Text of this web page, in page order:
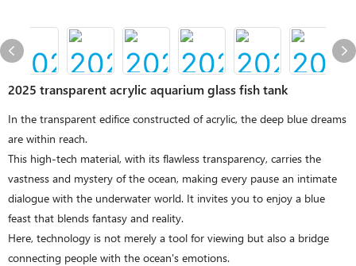
2025 transparent acrylic aquarium glass fish tank
In the transparent edifice constructed of acrylic, the deep blue dreams
are within reach.
This high-tech material, with its flawless transparency, carries the
vastness and mystery of the ocean, making every pause an intimate
dialogue with the underwater world. It invites you to enjoy a blue
feast that blends fantasy and reality.
Here, technology is not merely a tool for viewing but also a bridge
connecting people with the ocean's emotions.